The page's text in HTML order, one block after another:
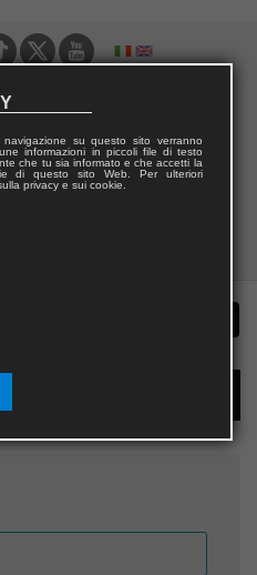
su questo sito verranno
informazioni in piccoli file di testo
che tu sia informato e che accetti la
di questo sito Web. Per ulteriori
privacy e sui cookie.